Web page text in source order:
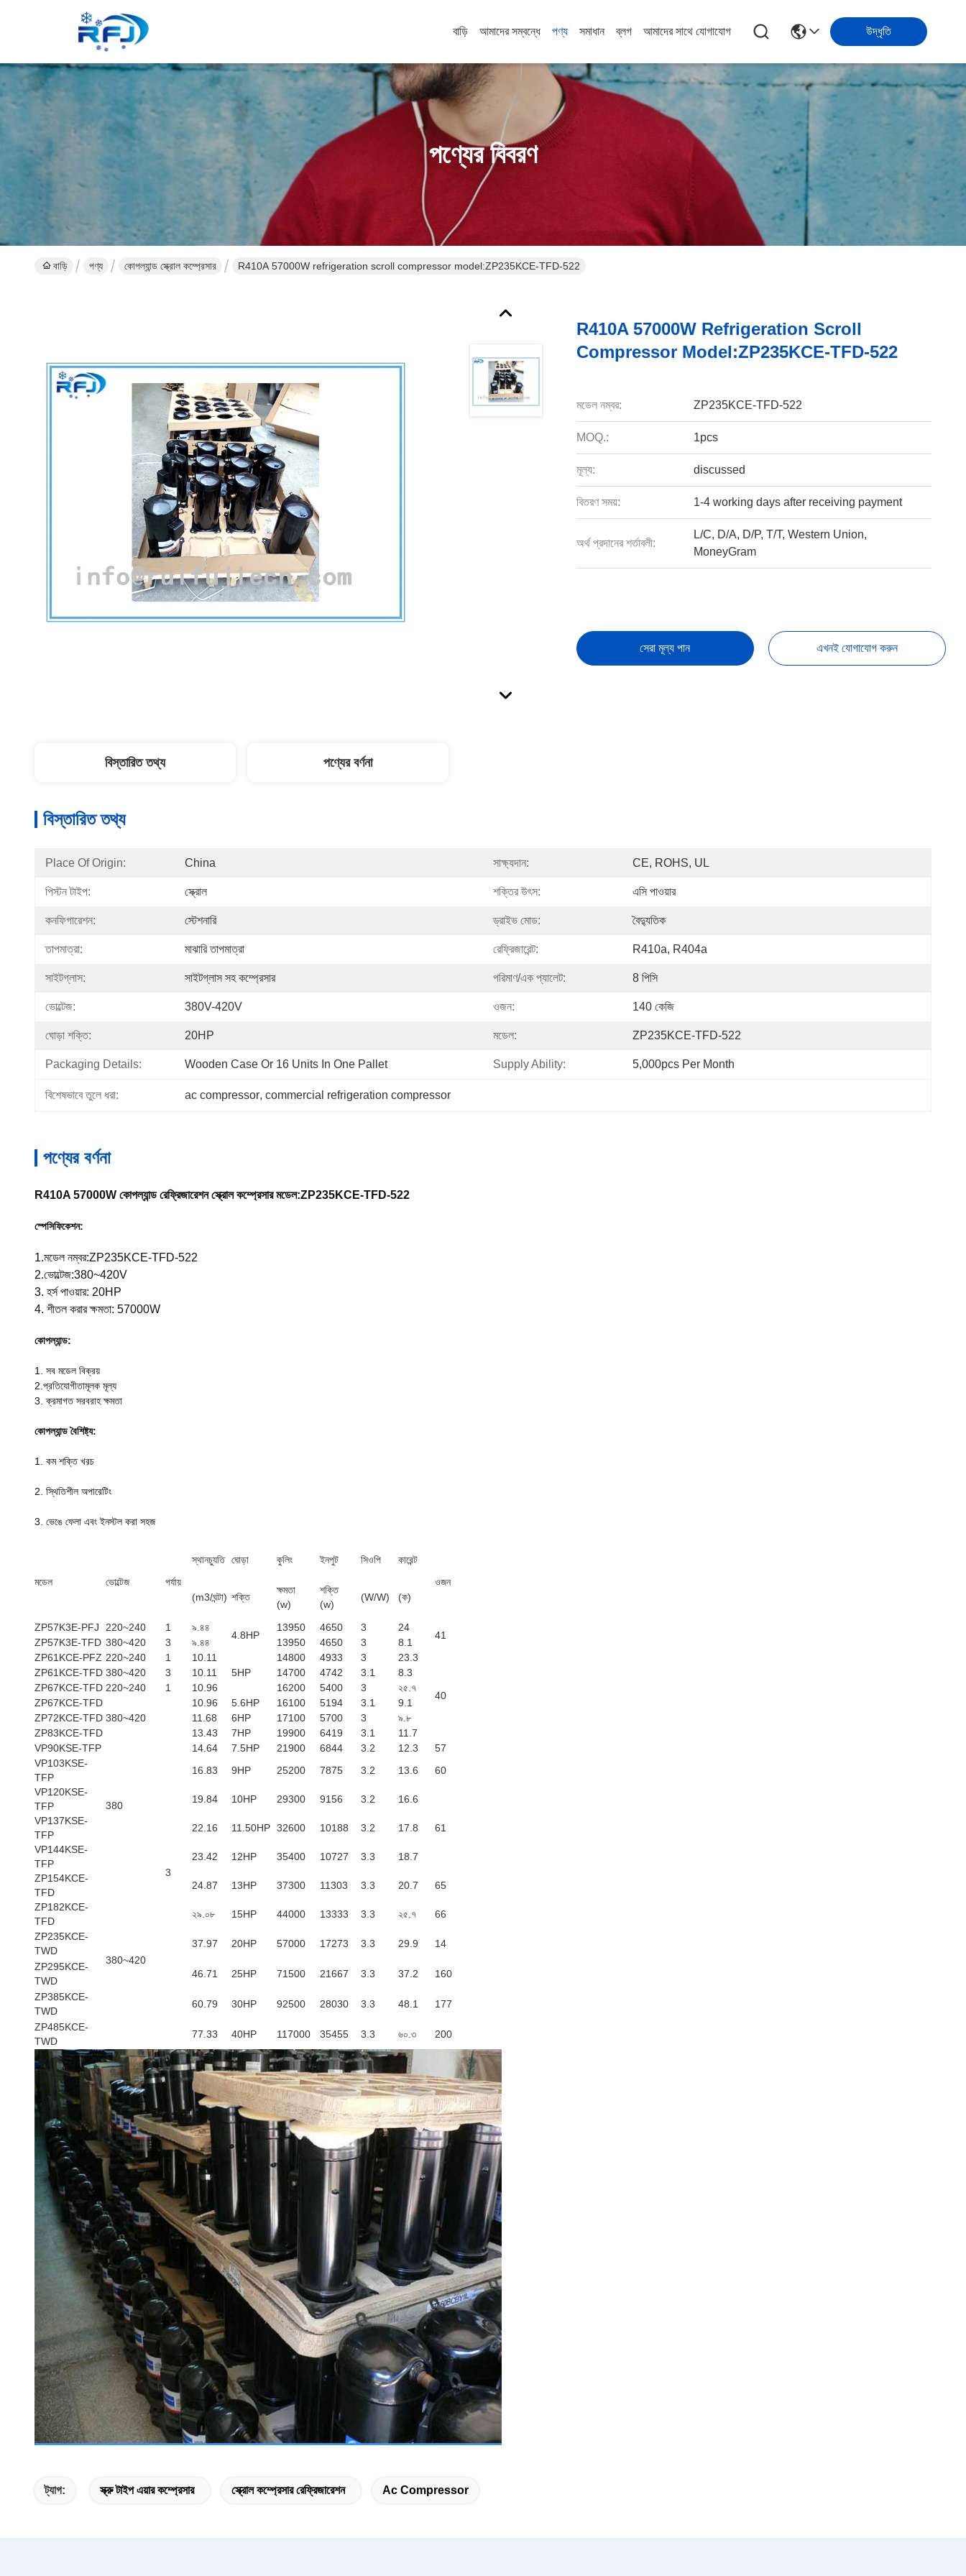
বাড়ি আমাদের সম্বন্ধে পণ্য সমাধান ব্লগ আমাদের সাথে যোগাযোগ উদ্ধৃতি
পণ্যের বিবরণ
বাড়ি পণ্য কোপল্যান্ড স্ক্রোল কম্প্রেসার R410A 57000W refrigeration scroll compressor model:ZP235KCE-TFD-522
R410A 57000W Refrigeration Scroll
Compressor Model:ZP235KCE-TFD-522
মডেল নম্বর: ZP235KCE-TFD-522
MOQ.: 1pcs
মূল্য: discussed
বিতরণ সময়: 1-4 working days after receiving payment
অর্থ প্রদানের শর্তাবলী:
L/C, D/A, D/P, T/T, Western Union,
MoneyGram
সেরা মূল্য পান এখনই যোগাযোগ করুন
বিস্তারিত তথ্য পণ্যের বর্ণনা
বিস্তারিত তথ্য
Place Of Origin: China সাক্ষ্যদান: CE, ROHS, UL
পিস্টন টাইপ: স্ক্রোল শক্তির উৎস: এসি পাওয়ার
কনফিগারেশন: স্টেশনারি ড্রাইভ মোড: বৈদ্যুতিক
তাপমাত্রা: মাঝারি তাপমাত্রা রেফ্রিজারেন্ট: R410a, R404a
সাইটগ্লাস: সাইটগ্লাস সহ কম্প্রেসার পরিমাণ/এক প্যালেট: 8 পিসি
ভোল্টেজ: 380V-420V ওজন: 140 কেজি
ঘোড়া শক্তি: 20HP মডেল: ZP235KCE-TFD-522
Packaging Details: Wooden Case Or 16 Units In One Pallet Supply Ability: 5,000pcs Per Month
বিশেষভাবে তুলে ধরা: ac compressor, commercial refrigeration compressor
পণ্যের বর্ণনা
R410A 57000W কোপল্যান্ড রেফ্রিজারেশন স্ক্রোল কম্প্রেসার মডেল:ZP235KCE-TFD-522
স্পেসিফিকেশন:
1.মডেল নম্বর:ZP235KCE-TFD-522
2.ভোল্টেজ:380~420V
3. হর্স পাওয়ার: 20HP
4. শীতল করার ক্ষমতা: 57000W
কোপল্যান্ড:
1. সব মডেল বিক্রয়
2.প্রতিযোগীতামূলক মূল্য
3. ক্রমাগত সরবরাহ ক্ষমতা
কোপল্যান্ড বৈশিষ্ট্য:
1. কম শক্তি খরচ
2. স্থিতিশীল অপারেটিং
3. ভেঙে ফেলা এবং ইনস্টল করা সহজ
মডেল ভোল্টেজ পর্যায়
স্থানচ্যুতি ঘোড়া কুলিং ইনপুট সিওপি
কারেন্ট
ওজন
(m3/ঘন্টা) শক্তি
ক্ষমতা
(w)
শক্তি
(w)
(W/W) (ক)
ZP57K3E-PFJ 220~240 1 ৯.৪৪
4.8HP
13950 4650 3 24
41
ZP57K3E-TFD 380~420 3 ৯.৪৪ 13950 4650 3
8.1
ZP61KCE-PFZ 220~240 1
10.11
5HP
14800 4933 3 23.3
40
ZP61KCE-TFD 380~420 3 10.11 14700 4742 3.1
8.3
ZP67KCE-TFD 220~240 1 10.96 16200 5400 3
২৫.৭
ZP67KCE-TFD
380~420
3
10.96 5.6HP 16100 5194 3.1
9.1
ZP72KCE-TFD
11.68 6HP 17100 5700 3
৯.৮
ZP83KCE-TFD
13.43 7HP 19900 6419 3.1
11.7
VP90KSE-TFP
380
14.64 7.5HP 21900 6844 3.2 12.3
57
VP103KSE-
TFP
16.83 9HP 25200 7875 3.2 13.6
60
VP120KSE-
TFP
19.84 10HP 29300 9156 3.2 16.6
61
VP137KSE-
TFP
22.16 11.50HP 32600 10188 3.2
17.8
VP144KSE-
TFP
23.42 12HP 35400 10727 3.3
18.7
ZP154KCE-
TFD
380~420
24.87 13HP 37300 11303 3.3 20.7
65
ZP182KCE-
TFD
২৯.০৮ 15HP 44000 13333 3.3 ২৫.৭
66
ZP235KCE-
TWD
37.97 20HP 57000 17273 3.3 29.9
14
ZP295KCE-
TWD
46.71 25HP 71500 21667 3.3 37.2
160
ZP385KCE-
TWD
60.79 30HP 92500 28030 3.3 48.1
177
ZP485KCE-
TWD
77.33 40HP 117000 35455 3.3 ৬০.৩ 200
ট্যাগ: স্ক্রু টাইপ এয়ার কম্প্রেসার স্ক্রোল কম্প্রেসার রেফ্রিজারেশন Ac Compressor